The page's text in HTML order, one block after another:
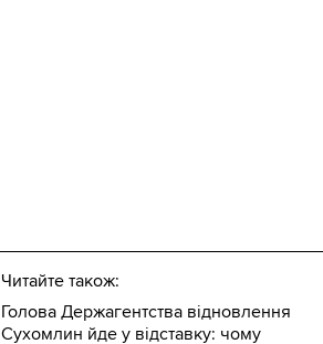
Читайте також:
Голова Держагентства відновлення
Сухомлин йде у відставку: чому